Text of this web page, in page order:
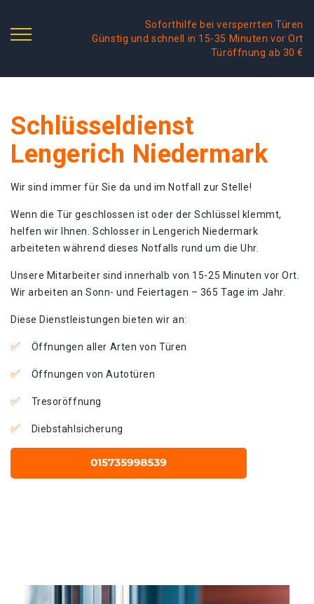
Soforthilfe bei versperrten Türen
Günstig und schnell in 15-35 Minuten vor Ort
Türöffnung ab 30 €
Schlüsseldienst
Lengerich Niedermark
Wir sind immer für Sie da und im Notfall zur Stelle!
Wenn die Tür geschlossen ist oder der Schlüssel klemmt,
helfen wir Ihnen. Schlosser in Lengerich Niedermark
arbeiteten während dieses Notfalls rund um die Uhr.
Unsere Mitarbeiter sind innerhalb von 15-25 Minuten vor Ort.
Wir arbeiten an Sonn- und Feiertagen – 365 Tage im Jahr.
Diese Dienstleistungen bieten wir an:
Öffnungen aller Arten von Türen
Öffnungen von Autotüren
Tresoröffnung
Diebstahlsicherung